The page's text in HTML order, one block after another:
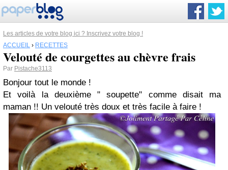
Les articles de votre blog ici ? Inscrivez votre blog !
ACCUEIL › RECETTES
Velouté de courgettes au chèvre frais
Par Pistache3113
Bonjour tout le monde !
Et voilà la deuxième " soupette" comme disait ma
maman !! Un velouté très doux et très facile à faire !